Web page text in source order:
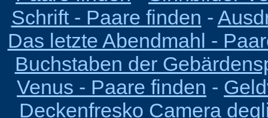
Schrift - Paare finden -
Das letzte Abendmahl -
Buchstaben der
Venus - Paare finden -
Deckenfresko Camera